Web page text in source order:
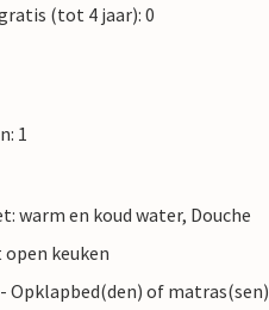
(tot 4 jaar): 0
1
warm en koud water, Douche
keuken
Opklapbed(den) of matras(sen)